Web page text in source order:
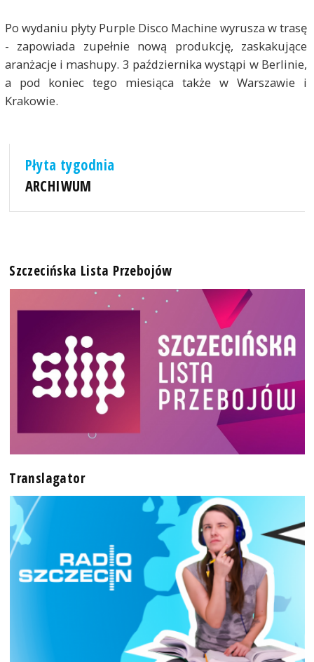
Po wydaniu płyty Purple Disco Machine wyrusza w trasę
- zapowiada zupełnie nową produkcję, zaskakujące
aranżacje i mashupy. 3 października wystąpi w Berlinie,
a pod koniec tego miesiąca także w Warszawie i
Krakowie.
Płyta tygodnia
ARCHIWUM
Szczecińska Lista Przebojów
Translagator